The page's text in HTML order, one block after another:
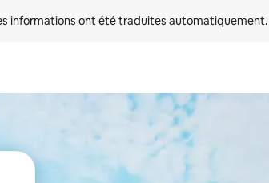
informations ont été traduites automatiquement.